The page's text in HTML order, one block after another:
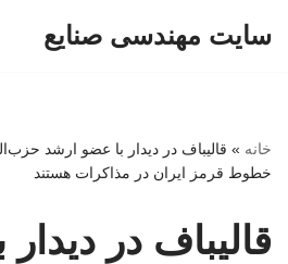
سایت مهندسی صنایع
خانه » قالیباف در دیدار با عضو ارشد
خطوط قرمز ایران در مذاکرات هستند
قالیباف در